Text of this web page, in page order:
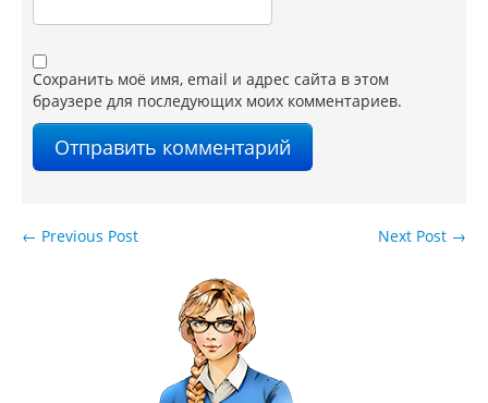
Сохранить моё имя, email и адрес сайта в этом
браузере для последующих моих комментариев.
Next Post →
← Previous Post